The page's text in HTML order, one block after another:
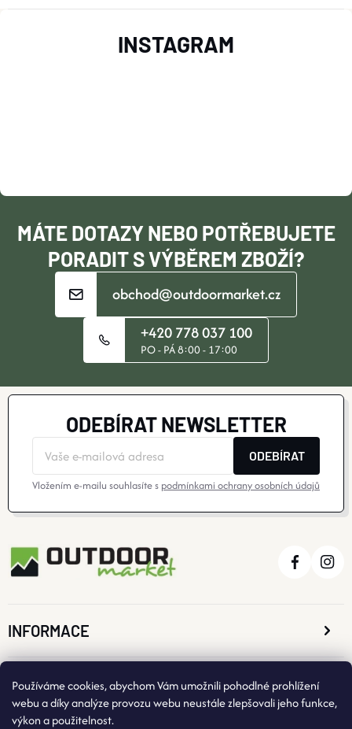
Používáme cookies, abychom Vám umožnili pohodlné prohlížení
webu a díky analýze provozu webu neustále zlepšovali jeho funkce,
výkon a použitelnost.
T
MÁTE DOTAZY NEBO POTŘEBUJETE
PORADIT S VÝBĚREM ZBOŽÍ?
obchod@outdoormarket.cz
+420 778 037 100
PO - PÁ 8:00 - 17:00
INSTAGRAM
ODEBÍRAT NEWSLETTER
ODEBÍRAT
Vložením e-mailu souhlasíte s podmínkami ochrany osobních údajů
INFORMACE
O NÁKUPU